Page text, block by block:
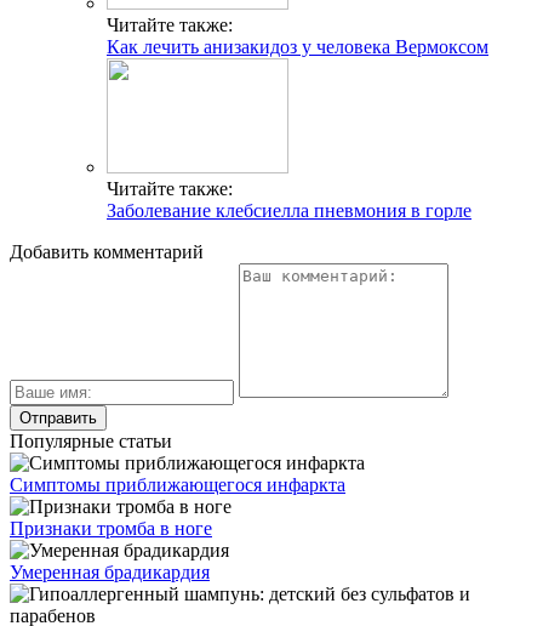
Читайте также:
Как лечить анизакидоз у человека Вермоксом
Читайте также:
Заболевание клебсиелла пневмония в горле
Добавить комментарий
Популярные статьи
Симптомы приближающегося инфаркта
Признаки тромба в ноге
Умеренная брадикардия